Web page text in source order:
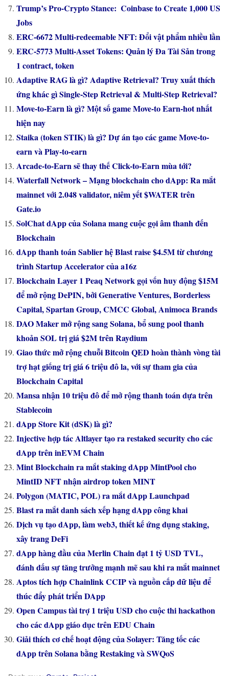
Trump’s Pro-Crypto Stance: Coinbase to Create 1,000 US
Jobs
ERC-6672 Multi-redeemable NFT: Đổi vật phẩm nhiều lần
ERC-5773 Multi-Asset Tokens: Quản lý Đa Tài Sản trong
1 contract, token
Adaptive RAG là gì? Adaptive Retrieval? Truy xuất thích
ứng khác gì Single-Step Retrieval & Multi-Step Retrieval?
Move-to-Earn là gì? Một số game Move-to Earn-hot nhất
hiện nay
Staika (token STIK) là gì? Dự án tạo các game Move-to-
earn và Play-to-earn
Arcade-to-Earn sẽ thay thế Click-to-Earn mùa tới?
Waterfall Network – Mạng blockchain cho dApp: Ra mắt
mainnet với 2.048 validator, niêm yết $WATER trên
Gate.io
SolChat dApp của Solana mang cuộc gọi âm thanh đến
Blockchain
dApp thanh toán Sablier hệ Blast raise $4.5M từ chương
trình Startup Accelerator của a16z
Blockchain Layer 1 Peaq Network gọi vốn huy động $15M
để mở rộng DePIN, bởi Generative Ventures, Borderless
Capital, Spartan Group, CMCC Global, Animoca Brands
DAO Maker mở rộng sang Solana, bổ sung pool thanh
khoản SOL trị giá $2M trên Raydium
Giao thức mở rộng chuỗi Bitcoin QED hoàn thành vòng tài
trợ hạt giống trị giá 6 triệu đô la, với sự tham gia của
Blockchain Capital
Mansa nhận 10 triệu đô để mở rộng thanh toán dựa trên
Stablecoin
dApp Store Kit (dSK) là gì?
Injective hợp tác Altlayer tạo ra restaked security cho các
dApp trên inEVM Chain
Mint Blockchain ra mắt staking dApp MintPool cho
MintID NFT nhận airdrop token MINT
Polygon (MATIC, POL) ra mắt dApp Launchpad
Blast ra mắt danh sách xếp hạng dApp công khai
Dịch vụ tạo dApp, làm web3, thiết kế ứng dụng staking,
xây trang DeFi
dApp hàng đầu của Merlin Chain đạt 1 tỷ USD TVL,
đánh dấu sự tăng trưởng mạnh mẽ sau khi ra mắt mainnet
Aptos tích hợp Chainlink CCIP và nguồn cấp dữ liệu để
thúc đẩy phát triển DApp
Open Campus tài trợ 1 triệu USD cho cuộc thi hackathon
cho các dApp giáo dục trên EDU Chain
Giải thích cơ chế hoạt động của Solayer: Tăng tốc các
dApp trên Solana bằng Restaking và SWQoS